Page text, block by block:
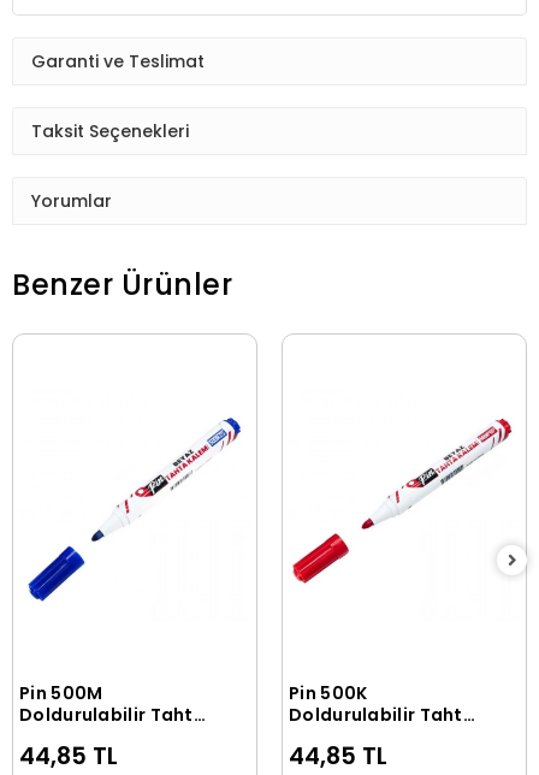
Garanti ve Teslimat
Taksit Seçenekleri
Yorumlar
Benzer Ürünler
Pin 500M
Doldurulabilir Tahta
44,85 TL
Pin 500K
Doldurulabilir Tahta
44,85 TL